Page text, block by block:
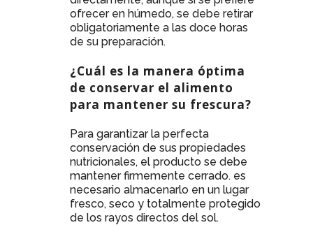
ofrecer en húmedo, se debe retirar
obligatoriamente a las doce horas
de su preparación.
¿Cuál es la manera óptima
de conservar el alimento
para mantener su frescura?
Para garantizar la perfecta
conservación de sus propiedades
nutricionales, el producto se debe
mantener firmemente cerrado. es
necesario almacenarlo en un lugar
fresco, seco y totalmente protegido
de los rayos directos del sol.